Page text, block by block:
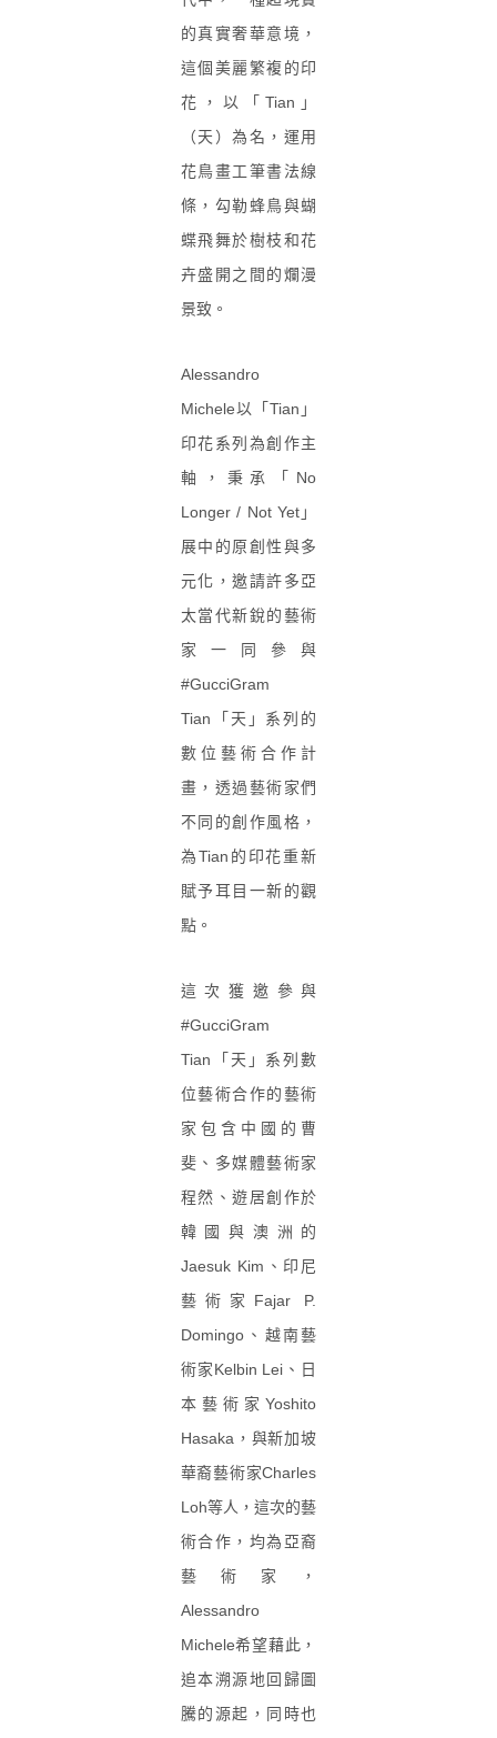
的真實奢華意境，
這個美麗繁複的印
花，以「Tian 」
（天）為名，運用
花鳥畫工筆書法線
條，勾勒蜂鳥與蝴
蝶飛舞於樹枝和花
卉盛開之間的爛漫
景致。
Alessandro
Michele以「Tian 」
印花系列為創作主
軸，秉承「 No
Longer / Not Yet」
展中的原創性與多
元化，邀請許多亞
太當代新銳的藝術
家一同參與
#GucciGram
Tian 「天」系列的
數位藝術合作計
畫，透過藝術家們
不同的創作風格，
為Tian 的印花重新
賦予耳目一新的觀
點。
這次獲邀參與
#GucciGram
Tian 「天」系列數
位藝術合作的藝術
家包含中國的曹
斐、多媒體藝術家
程然、遊居創作於
韓國與澳洲的
Jaesuk Kim 、印尼
藝術家 Fajar P.
Domingo、越南藝
術家Kelbin Lei 、日
本藝術家Yoshito
Hasaka ，與新加坡
華裔藝術家Charles
Loh等人，這次的藝
術合作，均為亞裔
藝術家，
Alessandro
Michele希望藉此，
追本溯源地回歸圖
騰的源起，同時也